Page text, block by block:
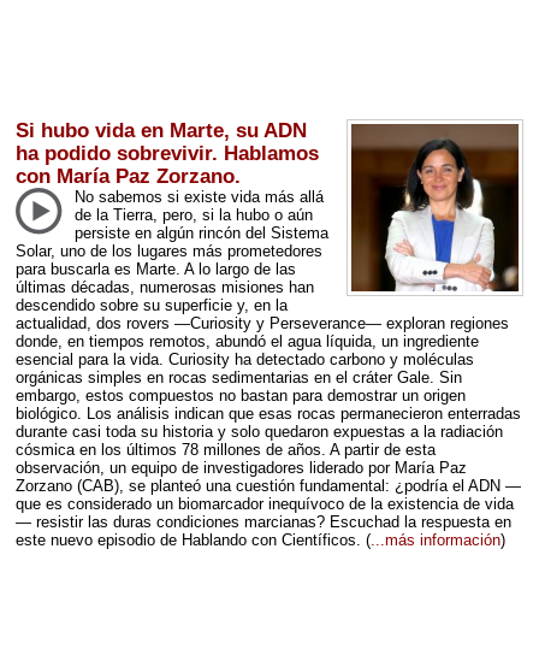
Si hubo vida en Marte, su ADN
ha podido sobrevivir. Hablamos
con María Paz Zorzano.
No sabemos si existe vida más allá
de la Tierra, pero, si la hubo o aún
persiste en algún rincón del Sistema
Solar, uno de los lugares más prometedores
para buscarla es Marte. A lo largo de las
últimas décadas, numerosas misiones han
descendido sobre su superficie y, en la
actualidad, dos rovers —Curiosity y Perseverance— exploran regiones
donde, en tiempos remotos, abundó el agua líquida, un ingrediente
esencial para la vida. Curiosity ha detectado carbono y moléculas
orgánicas simples en rocas sedimentarias en el cráter Gale. Sin
embargo, estos compuestos no bastan para demostrar un origen
biológico. Los análisis indican que esas rocas permanecieron enterradas
durante casi toda su historia y solo quedaron expuestas a la radiación
cósmica en los últimos 78 millones de años. A partir de esta
observación, un equipo de investigadores liderado por María Paz
Zorzano (CAB), se planteó una cuestión fundamental: ¿podría el ADN —
que es considerado un biomarcador inequívoco de la existencia de vida
— resistir las duras condiciones marcianas? Escuchad la respuesta en
este nuevo episodio de Hablando con Científicos. (...más información)